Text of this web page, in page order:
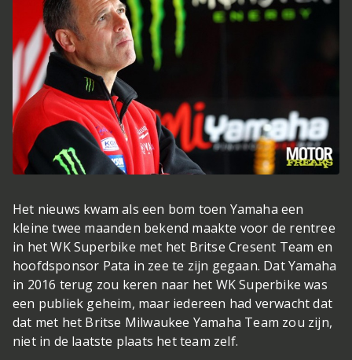
Het nieuws kwam als een bom toen Yamaha een
kleine twee maanden bekend maakte voor de rentree
in het WK Superbike met het Britse Cresent Team en
hoofdsponsor Pata in zee te zijn gegaan. Dat Yamaha
in 2016 terug zou keren naar het WK Superbike was
een publiek geheim, maar iedereen had verwacht dat
dat met het Britse Milwaukee Yamaha Team zou zijn,
niet in de laatste plaats het team zelf.